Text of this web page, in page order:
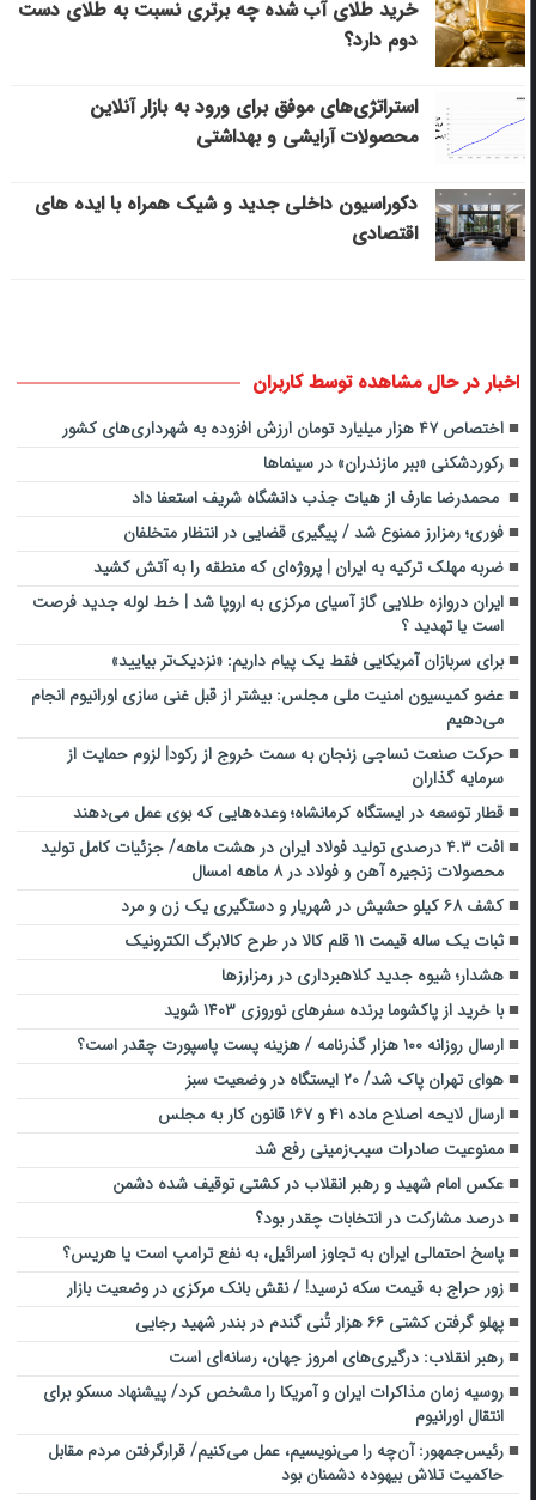
خرید طلای آب شده چه برتری نسبت به طلای دست
دوم دارد؟
استراتژی‌های موفق برای ورود به بازار آنلاین
محصولات آرایشی و بهداشتی
دکوراسیون داخلی جدید و شیک همراه با ایده های
اقتصادی
اخبار در حال مشاهده توسط کاربران
اختصاص ۴۷ هزار میلیارد تومان ارزش افزوده به شهرداری‌های کشور
رکوردشکنی «ببر مازندران» در سینماها
محمدرضا عارف از هیات جذب دانشگاه شریف استعفا داد
فوری؛ رمزارز ممنوع شد / پیگیری قضایی در انتظار متخلفان
ضربه مهلک ترکیه به ایران | پروژه‌ای که منطقه را به آتش کشید
ایران دروازه طلایی گاز آسیای مرکزی به اروپا شد | خط لوله جدید فرصت
است یا تهدید ؟
برای سربازان آمریکایی فقط یک پیام داریم: ‏«نزدیک‌تر بیایید»
عضو کمیسیون امنیت ملی مجلس: بیشتر از قبل غنی سازی اورانیوم انجام
می‌دهیم
حرکت صنعت نساجی زنجان به سمت خروج از رکود| لزوم حمایت از
سرمایه گذاران
قطار توسعه در ایستگاه کرمانشاه؛ وعده‌هایی که بوی عمل می‌دهند
افت ۴.۳ درصدی تولید فولاد ایران در هشت ماهه/ جزئیات کامل تولید
محصولات زنجیره آهن و فولاد در ۸ ماهه امسال
کشف ۶۸ کیلو حشیش در شهریار و دستگیری یک زن و مرد
ثبات یک ساله قیمت ۱۱ قلم کالا در طرح کالابرگ الکترونیک
هشدار؛ شیوه جدید کلاهبرداری در رمزارزها
با خرید از پاکشوما برنده سفرهای نوروزی ۱۴۰۳ شوید
ارسال روزانه ۱۰۰ هزار گذرنامه / هزینه پست پاسپورت چقدر است؟
هوای تهران پاک شد/ ۲۰ ایستگاه در وضعیت سبز
ارسال لایحه اصلاح ماده ۴۱ و ۱۶۷ قانون کار به مجلس
ممنوعیت صادرات سیب‌زمینی رفع شد
عکس امام شهید و رهبر انقلاب در کشتی توقیف شدۀ دشمن
درصد مشارکت در انتخابات چقدر بود؟
پاسخ احتمالی ایران به تجاوز اسرائیل، به نفع ترامپ است یا هریس؟
زور حراج به قیمت سکه نرسید! / نقش بانک مرکزی در وضعیت بازار
پهلو گرفتن کشتی ۶۶ هزار تُنی گندم در بندر شهید رجایی
رهبر انقلاب: درگیری‌های امروز جهان، رسانه‌ای است
روسیه زمان مذاکرات ایران و آمریکا را مشخص کرد/ پیشنهاد مسکو برای
انتقال اورانیوم
رئیس‌جمهور: آن‌چه را می‌نویسیم، عمل می‌کنیم/ قرارگرفتن مردم مقابل
حاکمیت تلاش بیهوده دشمنان بود